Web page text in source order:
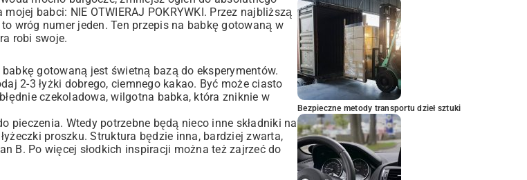
babci: NIE OTWIERAJ POKRYWKI. Przez najbliższą
wróg numer jeden. Ten przepis na babkę gotowaną w
robi swoje.
gotowaną jest świetną bazą do eksperymentów.
2-3 łyżki dobrego, ciemnego kakao. Być może ciasto
czekoladowa, wilgotna babka, która zniknie w
Wtedy potrzebne będą nieco inne składniki na
proszku. Struktura będzie inna, bardziej zwarta,
B. Po więcej słodkich inspiracji można też zajrzeć do
Bezpieczne metody transportu dzieł sztuki